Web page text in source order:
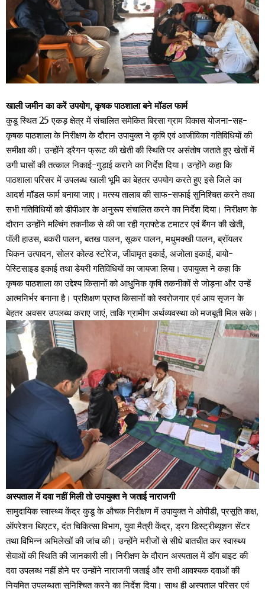
खाली जमीन का करें उपयोग, कृषक पाठशाला बने मॉडल फार्म
कुडू स्थित 25 एकड़ क्षेत्र में संचालित समेकित बिरसा ग्राम विकास योजना-सह-
कृषक पाठशाला के निरीक्षण के दौरान उपायुक्त ने कृषि एवं आजीविका गतिविधियों की
समीक्षा की। उन्होंने ड्रैगन फ्रूट की खेती की स्थिति पर असंतोष जताते हुए खेतों में
उगी घासों की तत्काल निकाई-गुड़ाई कराने का निर्देश दिया। उन्होंने कहा कि
पाठशाला परिसर में उपलब्ध खाली भूमि का बेहतर उपयोग करते हुए इसे जिले का
आदर्श मॉडल फार्म बनाया जाए। मत्स्य तालाब की साफ-सफाई सुनिश्चित करने तथा
सभी गतिविधियों को डीपीआर के अनुरूप संचालित करने का निर्देश दिया। निरीक्षण के
दौरान उन्होंने मल्चिंग तकनीक से की जा रही ग्राफ्टेड टमाटर एवं बैंगन की खेती,
पॉली हाउस, बकरी पालन, बतख पालन, सूकर पालन, मधुमक्खी पालन, ब्रॉयलर
चिकन उत्पादन, सोलर कोल्ड स्टोरेज, जीवामृत इकाई, अजोला इकाई, बायो-
पेस्टिसाइड इकाई तथा डेयरी गतिविधियों का जायजा लिया। उपायुक्त ने कहा कि
कृषक पाठशाला का उद्देश्य किसानों को आधुनिक कृषि तकनीकों से जोड़ना और उन्हें
आत्मनिर्भर बनाना है। प्रशिक्षण प्राप्त किसानों को स्वरोजगार एवं आय सृजन के
बेहतर अवसर उपलब्ध कराए जाएं, ताकि ग्रामीण अर्थव्यवस्था को मजबूती मिल सके।
अस्पताल में दवा नहीं मिली तो उपायुक्त ने जताई नाराजगी
सामुदायिक स्वास्थ्य केंद्र कुडू के औचक निरीक्षण में उपायुक्त ने ओपीडी, प्रसूति कक्ष,
ऑपरेशन थिएटर, दंत चिकित्सा विभाग, युवा मैत्री केंद्र, ड्रग डिस्ट्रीब्यूशन सेंटर
तथा विभिन्न अभिलेखों की जांच की। उन्होंने मरीजों से सीधे बातचीत कर स्वास्थ्य
सेवाओं की स्थिति की जानकारी ली। निरीक्षण के दौरान अस्पताल में डॉग बाइट की
दवा उपलब्ध नहीं होने पर उन्होंने नाराजगी जताई और सभी आवश्यक दवाओं की
नियमित उपलब्धता सुनिश्चित करने का निर्देश दिया। साथ ही अस्पताल परिसर एवं